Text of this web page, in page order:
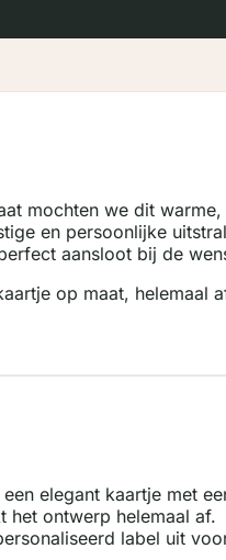
mochten we dit
en persoonlijke
aansloot bij de
op maat, helemaal
elegant kaartje met
het ontwerp helemaal af.
label uit